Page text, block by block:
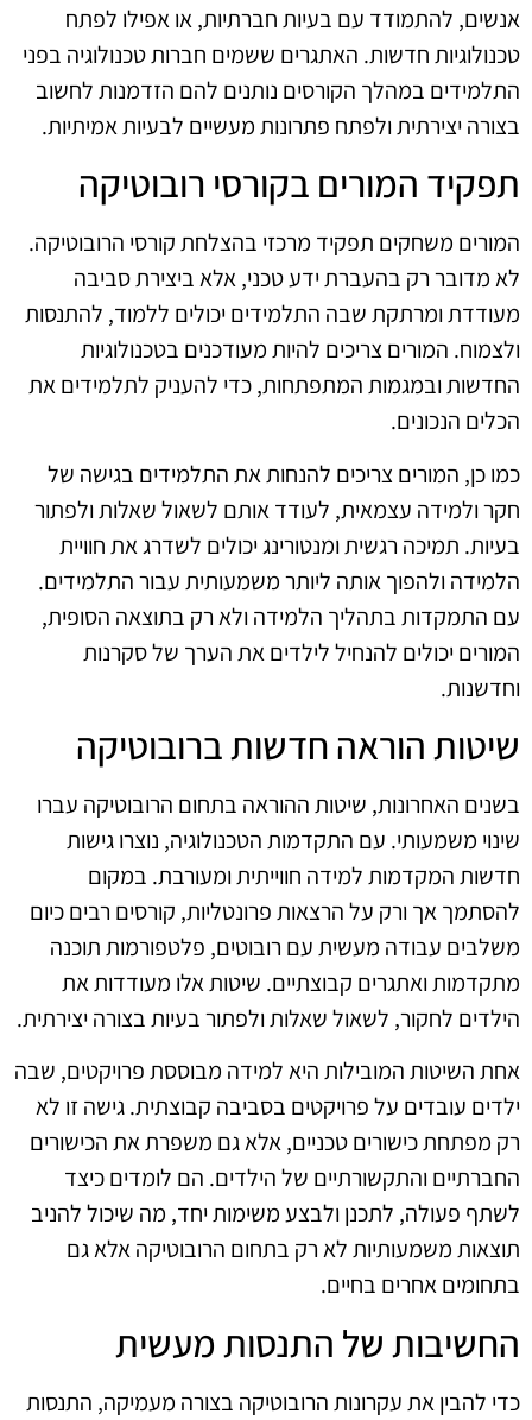
אנשים, להתמודד עם בעיות חברתיות, או אפילו לפתח
טכנולוגיות חדשות. האתגרים ששמים חברות טכנולוגיה בפני
התלמידים במהלך הקורסים נותנים להם הזדמנות לחשוב
בצורה יצירתית ולפתח פתרונות מעשיים לבעיות אמיתיות.
תפקיד המורים בקורסי רובוטיקה
המורים משחקים תפקיד מרכזי בהצלחת קורסי הרובוטיקה.
לא מדובר רק בהעברת ידע טכני, אלא ביצירת סביבה
מעודדת ומרתקת שבה התלמידים יכולים ללמוד, להתנסות
ולצמוח. המורים צריכים להיות מעודכנים בטכנולוגיות
החדשות ובמגמות המתפתחות, כדי להעניק לתלמידים את
הכלים הנכונים.
כמו כן, המורים צריכים להנחות את התלמידים בגישה של
חקר ולמידה עצמאית, לעודד אותם לשאול שאלות ולפתור
בעיות. תמיכה רגשית ומנטורינג יכולים לשדרג את חוויית
הלמידה ולהפוך אותה ליותר משמעותית עבור התלמידים.
עם התמקדות בתהליך הלמידה ולא רק בתוצאה הסופית,
המורים יכולים להנחיל לילדים את הערך של סקרנות
וחדשנות.
שיטות הוראה חדשות ברובוטיקה
בשנים האחרונות, שיטות ההוראה בתחום הרובוטיקה עברו
שינוי משמעותי. עם התקדמות הטכנולוגיה, נוצרו גישות
חדשות המקדמות למידה חווייתית ומעורבת. במקום
להסתמך אך ורק על הרצאות פרונטליות, קורסים רבים כיום
משלבים עבודה מעשית עם רובוטים, פלטפורמות תוכנה
מתקדמות ואתגרים קבוצתיים. שיטות אלו מעודדות את
הילדים לחקור, לשאול שאלות ולפתור בעיות בצורה יצירתית.
אחת השיטות המובילות היא למידה מבוססת פרויקטים, שבה
ילדים עובדים על פרויקטים בסביבה קבוצתית. גישה זו לא
רק מפתחת כישורים טכניים, אלא גם משפרת את הכישורים
החברתיים והתקשורתיים של הילדים. הם לומדים כיצד
לשתף פעולה, לתכנן ולבצע משימות יחד, מה שיכול להניב
תוצאות משמעותיות לא רק בתחום הרובוטיקה אלא גם
בתחומים אחרים בחיים.
החשיבות של התנסות מעשית
כדי להבין את עקרונות הרובוטיקה בצורה מעמיקה, התנסות